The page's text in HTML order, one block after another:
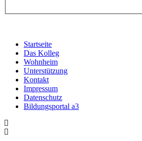
Startseite
Das Kolleg
Wohnheim
Unterstützung
Kontakt
Impressum
Datenschutz
Bildungsportal a3